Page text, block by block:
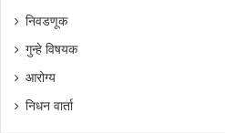
निवडणूक
गुन्हे विषयक
आरोग्य
निधन वार्ता